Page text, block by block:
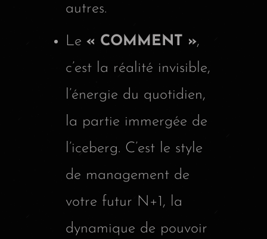
autres.
Le « COMMENT »,
c’est la réalité invisible,
l’énergie du quotidien,
la partie immergée de
l’iceberg. C’est le style
de management de
votre futur N+1, la
dynamique de pouvoir